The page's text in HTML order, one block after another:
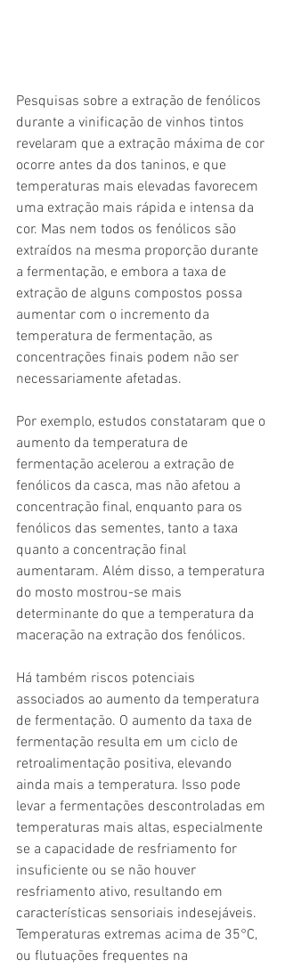
Pesquisas sobre a extração de fenólicos
durante a vinificação de vinhos tintos
revelaram que a extração máxima de cor
ocorre antes da dos taninos, e que
temperaturas mais elevadas favorecem
uma extração mais rápida e intensa da
cor. Mas nem todos os fenólicos são
extraídos na mesma proporção durante
a fermentação, e embora a taxa de
extração de alguns compostos possa
aumentar com o incremento da
temperatura de fermentação, as
concentrações finais podem não ser
necessariamente afetadas.
Por exemplo, estudos constataram que o
aumento da temperatura de
fermentação acelerou a extração de
fenólicos da casca, mas não afetou a
concentração final, enquanto para os
fenólicos das sementes, tanto a taxa
quanto a concentração final
aumentaram. Além disso, a temperatura
do mosto mostrou-se mais
determinante do que a temperatura da
maceração na extração dos fenólicos.
Há também riscos potenciais
associados ao aumento da temperatura
de fermentação. O aumento da taxa de
fermentação resulta em um ciclo de
retroalimentação positiva, elevando
ainda mais a temperatura. Isso pode
levar a fermentações descontroladas em
temperaturas mais altas, especialmente
se a capacidade de resfriamento for
insuficiente ou se não houver
resfriamento ativo, resultando em
características sensoriais indesejáveis.
Temperaturas extremas acima de 35°C,
ou flutuações frequentes na